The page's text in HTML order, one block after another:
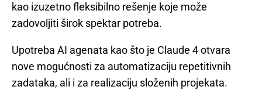
kao izuzetno fleksibilno rešenje koje može
zadovoljiti širok spektar potreba.
Upotreba AI agenata kao što je Claude 4 otvara
nove mogućnosti za automatizaciju repetitivnih
zadataka, ali i za realizaciju složenih projekata.